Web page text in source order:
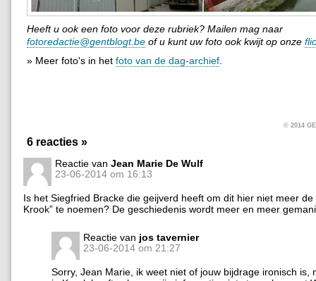
Heeft u ook een foto voor deze rubriek? Mailen mag naar
fotoredactie@gentblogt.be of u kunt uw foto ook kwijt op onze
» Meer foto's in het foto van de dag-archief
© 2014
6 reacties »
Reactie van Jean Marie De Wulf
23-06-2014 om 16:13
Is het Siegfried Bracke die geijverd heeft om dit hier niet meer de
Krook” te noemen? De geschiedenis wordt meer en meer
Reactie van jos tavernier
23-06-2014 om 21:27
Sorry, Jean Marie, ik weet niet of jouw bijdrage ironisch is,